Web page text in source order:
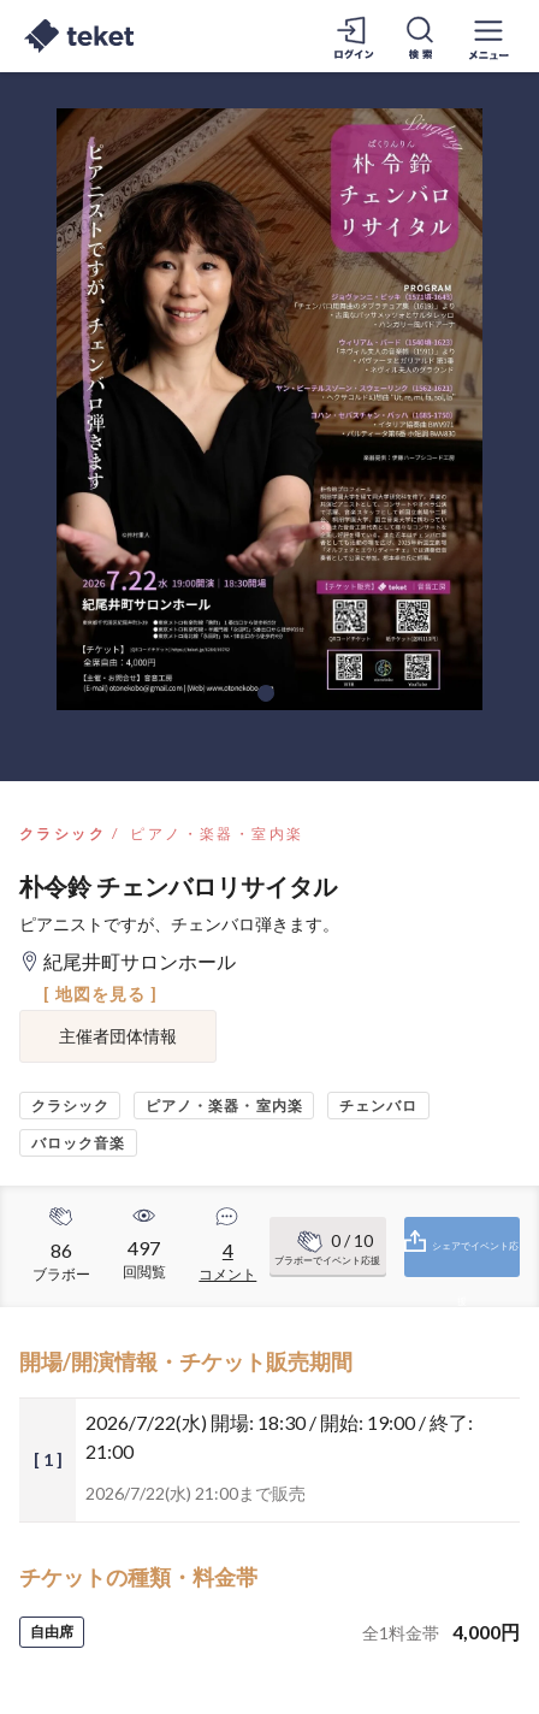
クラシック ピアノ・楽器・室内楽
朴令鈴 チェンバロリサイタル
ピアニストですが、チェンバロ弾きます。
紀尾井町サロンホール
[ 地図を見る ]
主催者団体情報
クラシック ピアノ・楽器・室内楽 チェンバロ
バロック音楽
86
ブラボー
497
回閲覧
4
コメント
0/ 10
ブラボーでイベント応援
シェアでイベント応
開場/開演情報・チケット販売期間
[ 1 ]
2026/7/22(水) 開場: 18:30 / 開始: 19:00 / 終了:
21:00
2026/7/22(水) 21:00まで販売
チケットの種類・料金帯
自由席 全1料金帯 4,000円